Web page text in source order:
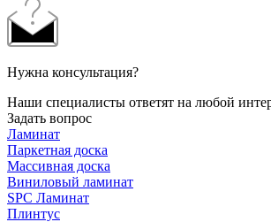
Нужна консультация?
Наши специалисты ответят на любой
Задать вопрос
Ламинат
Паркетная доска
Массивная доска
Виниловый ламинат
SPC Ламинат
Плинтус